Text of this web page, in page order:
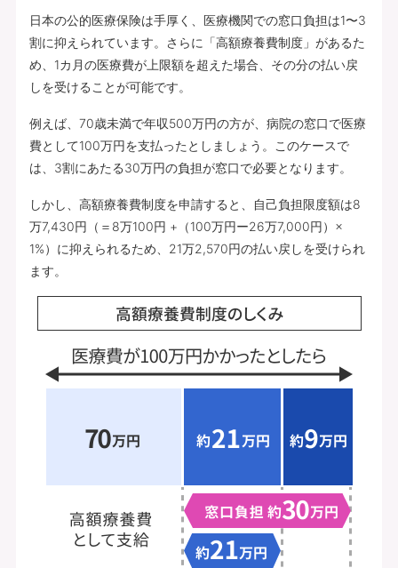
日本の公的医療保険は手厚く、医療機関での窓口負担は1〜3
割に抑えられています。さらに「高額療養費制度」があるた
め、1カ月の医療費が上限額を超えた場合、その分の払い戻
しを受けることが可能です。
例えば、70歳未満で年収500万円の方が、病院の窓口で医療
費として100万円を支払ったとしましょう。このケースで
は、3割にあたる30万円の負担が窓口で必要となります。
しかし、高額療養費制度を申請すると、自己負担限度額は8
万7,430円（＝8万100円 +（100万円ー26万7,000円）×
1%）に抑えられるため、21万2,570円の払い戻しを受けられ
ます。